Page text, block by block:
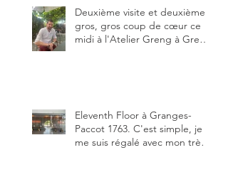
de plaisir.
Deuxième visite et deuxième
gros, gros coup de cœur ce
midi à l'Atelier Greng à Greng
Eleventh Floor à Granges-
Paccot 1763. C'est simple, je
me suis régalé avec mon très